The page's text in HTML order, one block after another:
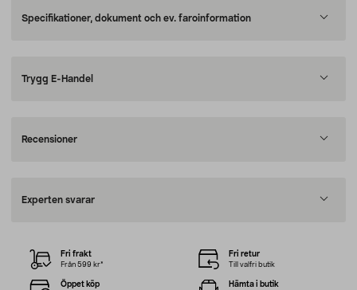
Specifikationer, dokument och ev. faroinformation
Trygg E-Handel
Recensioner
Experten svarar
Fri frakt
Från 599 kr*
Fri retur
Till valfri butik
Öppet köp Hämta i butik